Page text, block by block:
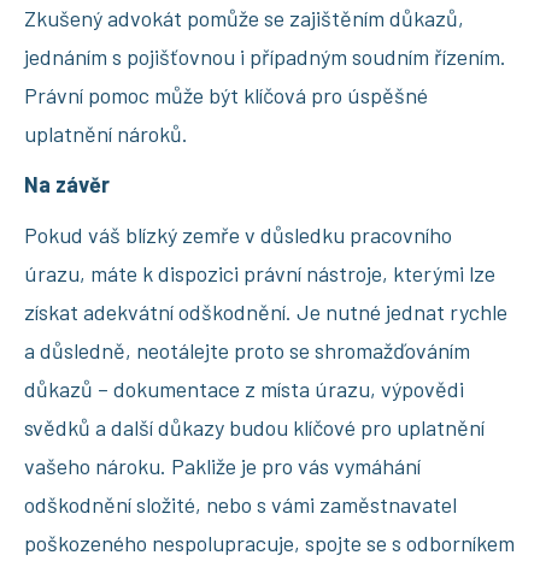
Zkušený advokát pomůže se zajištěním důkazů,
jednáním s pojišťovnou i případným soudním řízením.
Právní pomoc může být klíčová pro úspěšné
uplatnění nároků.
Na závěr
Pokud váš blízký zemře v důsledku pracovního
úrazu, máte k dispozici právní nástroje, kterými lze
získat adekvátní odškodnění. Je nutné jednat rychle
a důsledně, neotálejte proto se shromažďováním
důkazů – dokumentace z místa úrazu, výpovědi
svědků a další důkazy budou klíčové pro uplatnění
vašeho nároku. Pakliže je pro vás vymáhání
odškodnění složité, nebo s vámi zaměstnavatel
poškozeného nespolupracuje, spojte se s odborníkem